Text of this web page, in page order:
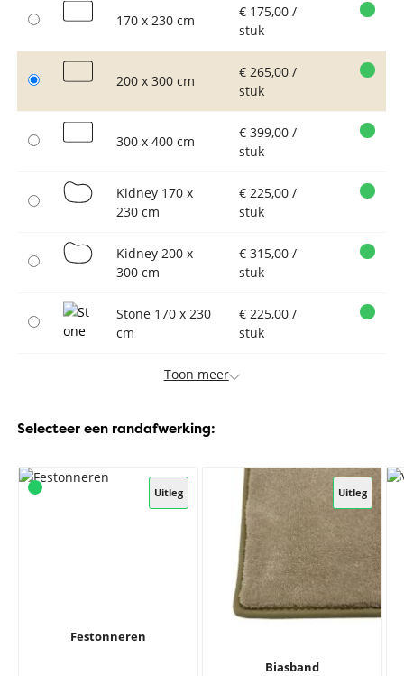
170 x 230 cm
€ 175,00 /
stuk
200 x 300 cm
€ 265,00 /
stuk
300 x 400 cm
€ 399,00 /
stuk
Kidney 170 x
230 cm
€ 225,00 /
stuk
Kidney 200 x
300 cm
€ 315,00 /
stuk
Stone 170 x 230
cm
€ 225,00 /
stuk
Toon meer
Selecteer een randafwerking:
Uitleg
Festonneren
Uitleg
Biasband